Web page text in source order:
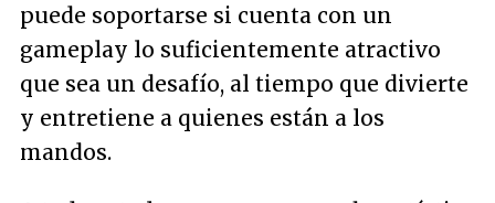
puede soportarse si cuenta con un
gameplay lo suficientemente atractivo
que sea un desafío, al tiempo que divierte
y entretiene a quienes están a los
mandos.